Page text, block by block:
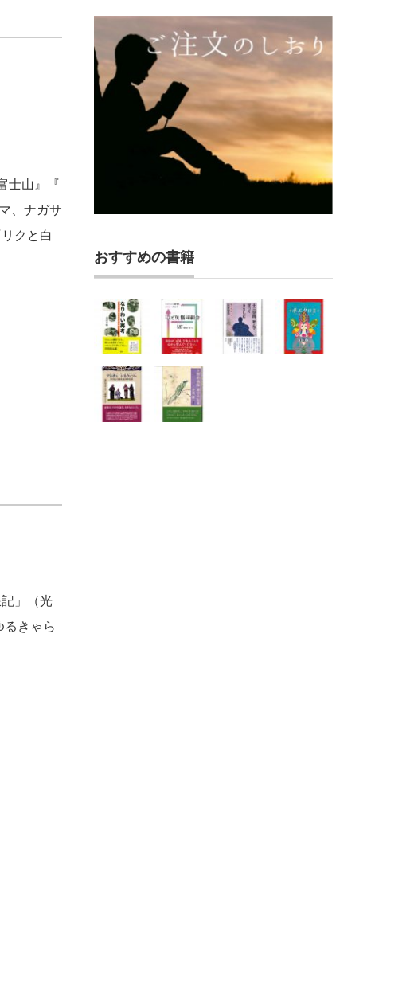
士山』『
、ナガサ
クと白
」（光
るきゃら
おすすめの書籍